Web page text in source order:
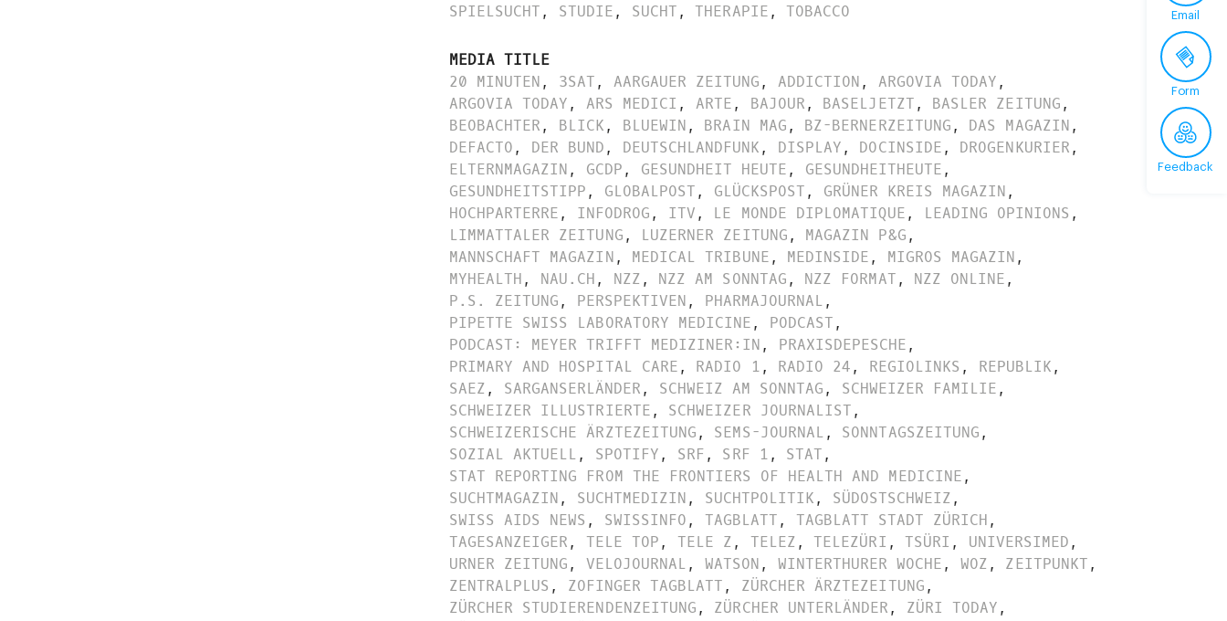
SPIELSUCHT, STUDIE, SUCHT, THERAPIE, TOBACCO
MEDIA TITLE
20 MINUTEN, 3SAT, AARGAUER ZEITUNG, ADDICTION, ARGOVIA TODAY,
ARGOVIA TODAY, ARS MEDICI , ARTE, BAJOUR, BASELJETZT, BASLER ZEITUNG,
BEOBACHTER, BLICK, BLUEWIN, BRAIN MAG, BZ-BERNERZEITUNG, DAS MAGAZIN,
DEFACTO, DER BUND, DEUTSCHLANDFUNK, DISPLAY, DOCINSIDE, DROGENKURIER,
ELTERNMAGAZIN, GCDP, GESUNDHEIT HEUTE, GESUNDHEITHEUTE,
GESUNDHEITSTIPP, GLOBALPOST, GLÜCKSPOST, GRÜNER KREIS MAGAZIN,
HOCHPARTERRE, INFODROG, ITV, LE MONDE DIPLOMATIQUE, LEADING OPINIONS ,
LIMMATTALER ZEITUNG, LUZERNER ZEITUNG, MAGAZIN P&G,
MANNSCHAFT MAGAZIN, MEDICAL TRIBUNE, MEDINSIDE, MIGROS MAGAZIN,
MYHEALTH, NAU.CH, NZZ, NZZ AM SONNTAG, NZZ FORMAT, NZZ ONLINE,
P.S. ZEITUNG, PERSPEKTIVEN, PHARMAJOURNAL,
PIPETTE SWISS LABORATORY MEDICINE, PODCAST,
PODCAST: MEYER TRIFFT MEDIZINER:IN, PRAXISDEPESCHE,
PRIMARY AND HOSPITAL CARE, RADIO 1, RADIO 24, REGIOLINKS , REPUBLIK,
SAEZ, SARGANSERLÄNDER, SCHWEIZ AM SONNTAG, SCHWEIZER FAMILIE,
SCHWEIZER ILLUSTRIERTE, SCHWEIZER JOURNALIST,
SCHWEIZERISCHE ÄRZTEZEITUNG, SEMS-JOURNAL, SONNTAGSZEITUNG,
SOZIAL AKTUELL, SPOTIFY, SRF, SRF 1, STAT,
STAT REPORTING FROM THE FRONTIERS OF HEALTH AND MEDICINE,
SUCHTMAGAZIN, SUCHTMEDIZIN, SUCHTPOLITIK, SÜDOSTSCHWEIZ,
SWISS AIDS NEWS , SWISSINFO, TAGBLATT, TAGBLATT STADT ZÜRICH,
TAGESANZEIGER, TELE TOP, TELE Z, TELEZ, TELEZÜRI , TSÜRI , UNIVERSIMED,
URNER ZEITUNG, VELOJOURNAL, WATSON, WINTERTHURER WOCHE, WOZ, ZEITPUNKT,
ZENTRALPLUS , ZOFINGER TAGBLATT, ZÜRCHER ÄRZTEZEITUNG,
ZÜRCHER STUDIERENDENZEITUNG, ZÜRCHER UNTERLÄNDER, ZÜRI TODAY,
Email
Form
Feedback